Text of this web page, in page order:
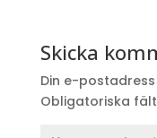
Skicka
Din e-
Obligatoriska